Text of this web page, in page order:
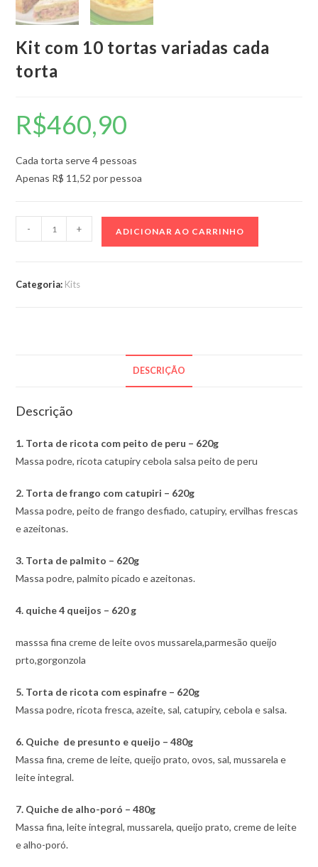
Kit com 10 tortas variadas cada
torta
R$460,90
Cada torta serve 4 pessoas
Apenas R$ 11,52 por pessoa
com
tortas
- + ADICIONAR AO CARRINHO
Categoria: Kits
DESCRIÇÃO
Descrição
1. Torta de ricota com peito de peru – 620g
Massa podre, ricota catupiry cebola salsa peito de peru
2. Torta de frango com catupiri – 620g
Massa podre, peito de frango desfiado, catupiry, ervilhas frescas
e azeitonas.
3. Torta de palmito – 620g
Massa podre, palmito picado e azeitonas.
4. quiche 4 queijos – 620 g
masssa fina creme de leite ovos mussarela,parmesão queijo
prto,gorgonzola
5. Torta de ricota com espinafre – 620g
Massa podre, ricota fresca, azeite, sal, catupiry, cebola e salsa.
6. Quiche de presunto e queijo – 480g
Massa fina, creme de leite, queijo prato, ovos, sal, mussarela e
leite integral.
7. Quiche de alho-poró – 480g
Massa fina, leite integral, mussarela, queijo prato, creme de leite
e alho-poró.